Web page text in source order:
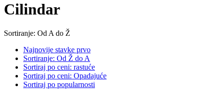
Cilindar
Sortiranje: Od A do Ž
Najnovije stavke prvo
Sortiranje: Od Ž do A
Sortiraj po ceni: rastuće
Sortiraj po ceni: Opadajuće
Sortiraj po popularnosti